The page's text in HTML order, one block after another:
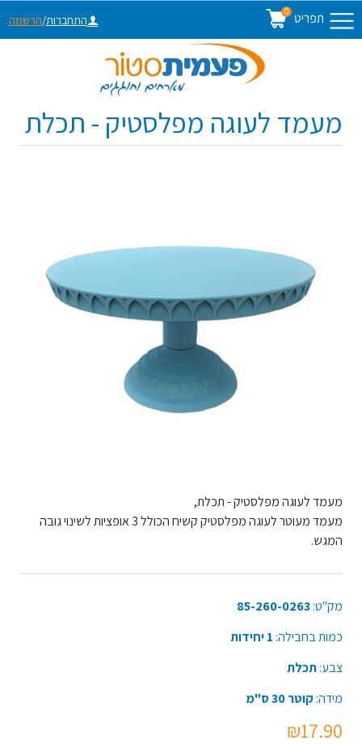
תפריט 0
התחברות/הרשמה
מעמד לעוגה מפלסטיק - תכלת
מעמד לעוגה מפלסטיק - תכלת,
מעמד מעוטר לעוגה מפלסטיק קשיח הכולל 3 אופציות לשינוי גובה
המגש.
מק"ט:85-260-0263
כמות בחבילה: 1 יחידות
צבע:תכלת
מידה: קוטר 30 ס"מ
₪17.90